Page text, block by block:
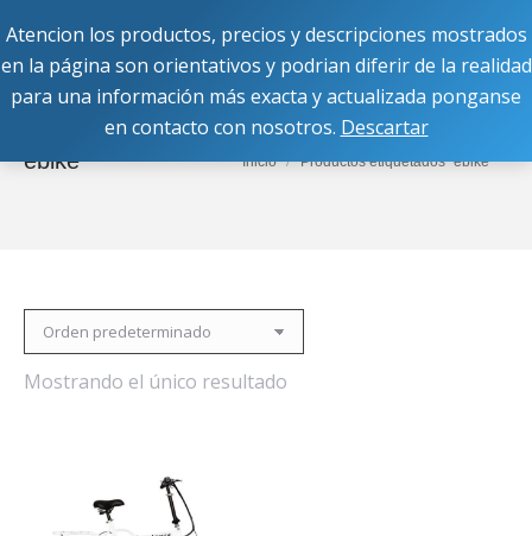
Buscar:
ebike Estás aquí:
Inicio Productos etiquetados “ebike”
Mostrando el único resultado
Atencion los productos, precios y descripciones mostrados
en la página son orientativos y podrian diferir de la realidad
para una información más exacta y actualizada ponganse
en contacto con nosotros. Descartar